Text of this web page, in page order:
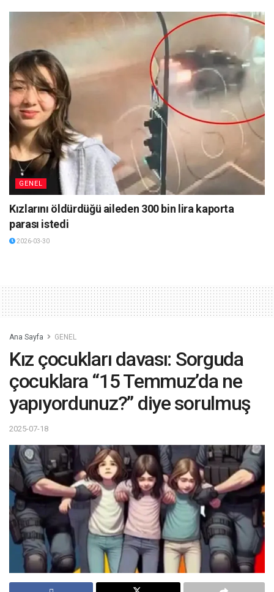
GENEL
Kızlarını öldürdüğü aileden 300 bin lira kaporta
parası istedi
2026-03-30
Ana Sayfa GENEL
Kız çocukları davası: Sorguda
çocuklara “15 Temmuz’da ne
yapıyordunuz?” diye sorulmuş
2025-07-18